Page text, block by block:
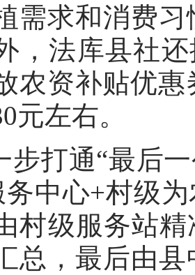
需求和消费
，法库县社
农资补贴优
元左右。
步打通“最后
务中心+村级
村级服务站
总，最后由